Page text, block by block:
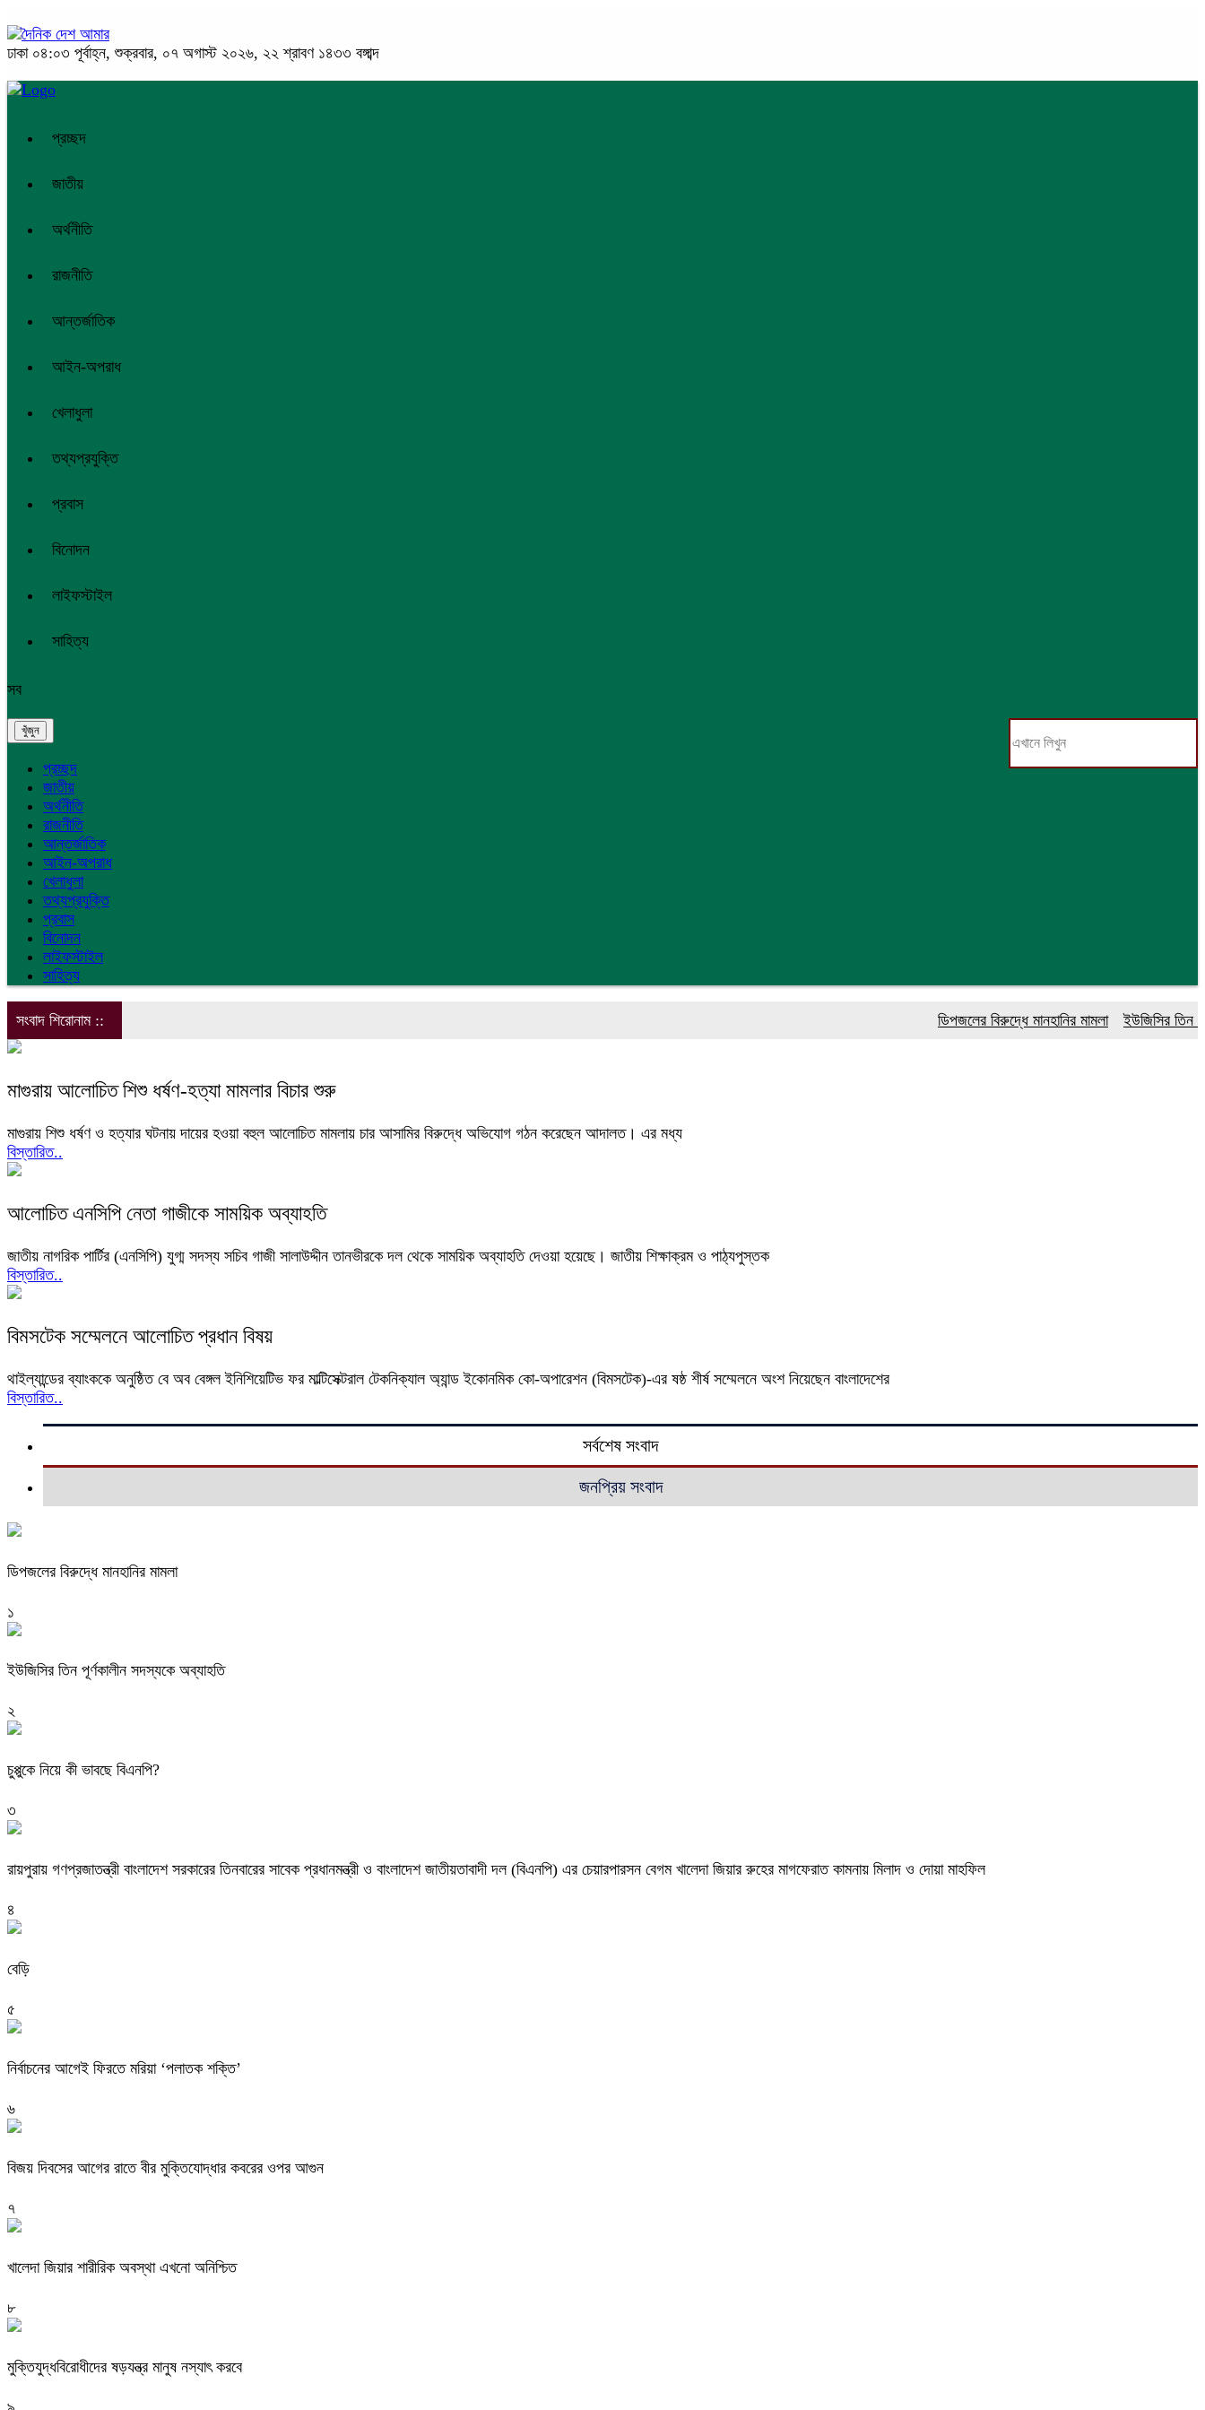
ঢাকা ০৪:০৩ পূর্বাহ্ন, শুক্রবার, ০৭ অগাস্ট ২০২৬, ২২ শ্রাবণ ১৪৩৩ বঙ্গাব্দ
প্রচ্ছদ
জাতীয়
অর্থনীতি
রাজনীতি
আন্তর্জাতিক
আইন-অপরাধ
খেলাধুলা
তথ্যপ্রযুক্তি
প্রবাস
বিনোদন
লাইফস্টাইল
সাহিত্য
সব
প্রচ্ছদ
জাতীয়
অর্থনীতি
রাজনীতি
আন্তর্জাতিক
আইন-অপরাধ
খেলাধুলা
তথ্যপ্রযুক্তি
প্রবাস
বিনোদন
লাইফস্টাইল
সাহিত্য
সংবাদ শিরোনাম :: ডিপজলের বিরুদ্ধে মানহানির মামলা ইউজিসির তিন
মাগুরায় আলোচিত শিশু ধর্ষণ-হত্যা মামলার বিচার শুরু
মাগুরায় শিশু ধর্ষণ ও হত্যার ঘটনায় দায়ের হওয়া বহুল আলোচিত মামলায় চার আসামির বিরুদ্ধে অভিযোগ গঠন করেছেন আদালত। এর মধ্য
বিস্তারিত..
আলোচিত এনসিপি নেতা গাজীকে সাময়িক অব্যাহতি
জাতীয় নাগরিক পার্টির (এনসিপি) যুগ্ম সদস্য সচিব গাজী সালাউদ্দীন তানভীরকে দল থেকে সাময়িক অব্যাহতি দেওয়া হয়েছে। জাতীয় শিক্ষাক্রম ও পাঠ্যপুস্তক
বিস্তারিত..
বিমসটেক সম্মেলনে আলোচিত প্রধান বিষয়
থাইল্যান্ডের ব্যাংককে অনুষ্ঠিত বে অব বেঙ্গল ইনিশিয়েটিভ ফর মাল্টিসেক্টরাল টেকনিক্যাল অ্যান্ড ইকোনমিক কো-অপারেশন (বিমসটেক)-এর ষষ্ঠ শীর্ষ সম্মেলনে অংশ নিয়েছেন বাংলাদেশের
বিস্তারিত..
সর্বশেষ সংবাদ
জনপ্রিয় সংবাদ
ডিপজলের বিরুদ্ধে মানহানির মামলা
১
ইউজিসির তিন পূর্ণকালীন সদস্যকে অব্যাহতি
২
চুপ্পুকে নিয়ে কী ভাবছে বিএনপি?
৩
রায়পুরায় গণপ্রজাতন্ত্রী বাংলাদেশ সরকারের তিনবারের সাবেক প্রধানমন্ত্রী ও বাংলাদেশ জাতীয়তাবাদী দল (বিএনপি) এর চেয়ারপারসন বেগম খালেদা জিয়ার রুহের মাগফেরাত কামনায় মিলাদ ও দোয়া মাহফিল
৪
বেড়ি
৫
নির্বাচনের আগেই ফিরতে মরিয়া ‘পলাতক শক্তি’
৬
বিজয় দিবসের আগের রাতে বীর মুক্তিযোদ্ধার কবরের ওপর আগুন
৭
খালেদা জিয়ার শারীরিক অবস্থা এখনো অনিশ্চিত
৮
মুক্তিযুদ্ধবিরোধীদের ষড়যন্ত্র মানুষ নস্যাৎ করবে